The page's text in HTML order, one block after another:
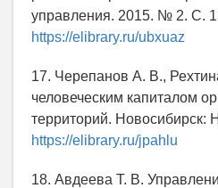
управления. 2015. № 2. С.
https://elibrary.ru/ubxuaz
17. Черепанов А. В.,
человеческим капиталом
территорий. Новосибирск:
https://elibrary.ru/jpahlu
18. Авдеева Т. В.